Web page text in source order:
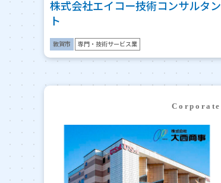
株式会社エイコー技術コンサルタン
ト
敦賀市 専門・技術サービス業